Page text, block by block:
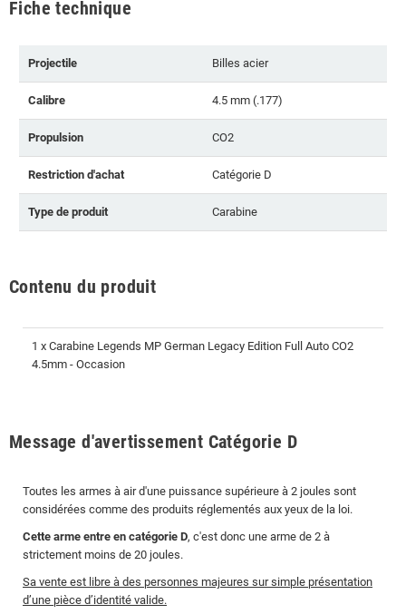
Fiche technique
Projectile Billes acier
Calibre 4.5 mm (.177)
Propulsion CO2
Restriction d'achat Catégorie D
Type de produit Carabine
Contenu du produit
1 x Carabine Legends MP German Legacy Edition Full Auto CO2
4.5mm - Occasion
Message d'avertissement Catégorie D
Toutes les armes à air d'une puissance supérieure à 2 joules sont
considérées comme des produits réglementés aux yeux de la loi.
Cette arme entre en catégorie D, c'est donc une arme de 2 à
strictement moins de 20 joules.
Sa vente est libre à des personnes majeures sur simple présentation
d’une pièce d’identité valide.